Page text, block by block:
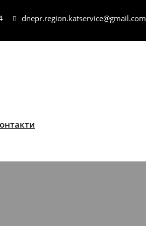
dnepr.region.katservice@gmail.com